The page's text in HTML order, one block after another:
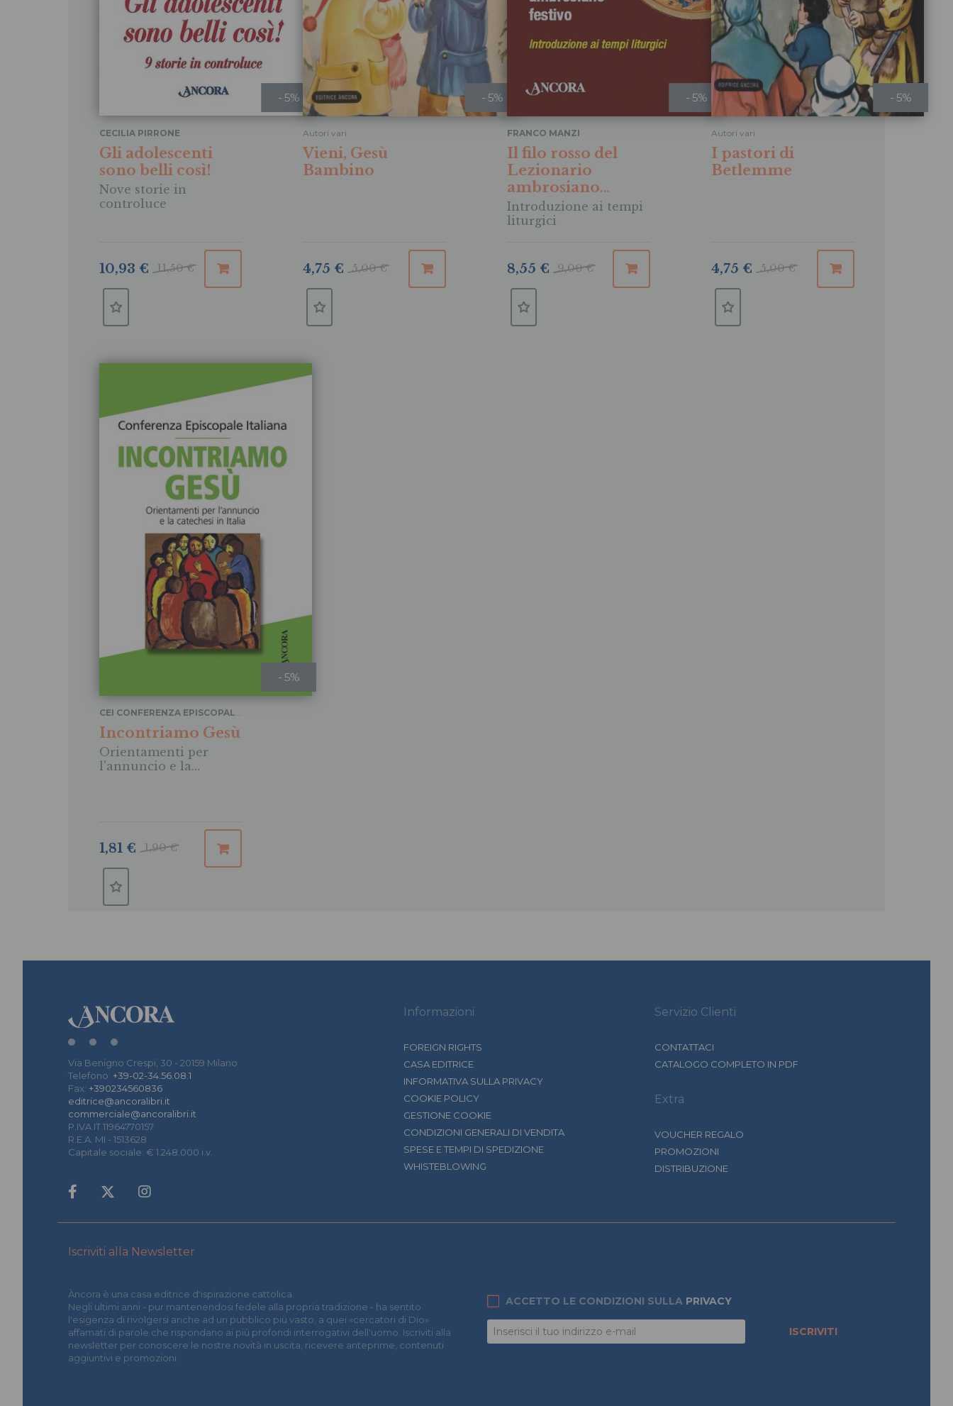
- 5%
Gli adolescenti
sono belli così!
Nove storie in
controluce
CECILIA PIRRONE
11,50 €
10,93 €
- 5%
Vieni, Gesù
Bambino
Autori vari
5,00 €
4,75 €
- 5%
Il filo rosso del
Lezionario
ambrosiano
festivo
Introduzione ai tempi
liturgici
FRANCO MANZI
9,00 €
8,55 €
- 5%
I pastori di
Betlemme
Autori vari
5,00 €
4,75 €
- 5%
Incontriamo Gesù
Orientamenti per
l'annuncio e la
CEI CONFERENZA EPISCOPALE
ITALIANA
1,90 €
1,81 €
Via Benigno Crespi, 30 - 20159 Milano
Telefono: +39-02-34.56.08.1
Fax: +390234560836
editrice@ancoralibri.it
commerciale@ancoralibri.it
P.IVA IT 11964770157
R.E.A. MI - 1513628
Capitale sociale: € 1.248.000 i.v.
Informazioni
FOREIGN RIGHTS
CASA EDITRICE
INFORMATIVA SULLA PRIVACY
COOKIE POLICY
GESTIONE COOKIE
CONDIZIONI GENERALI DI VENDITA
SPESE E TEMPI DI SPEDIZIONE
WHISTEBLOWING
Servizio Clienti
CONTATTACI
CATALOGO COMPLETO IN PDF
Extra
VOUCHER REGALO
PROMOZIONI
DISTRIBUZIONE
Iscriviti alla Newsletter
Àncora è una casa editrice d'ispirazione cattolica.
Negli ultimi anni - pur mantenendosi fedele alla propria tradizione - ha sentito
l'esigenza di rivolgersi anche ad un pubblico più vasto, a quei «cercatori di Dio»
affamati di parole che rispondano ai più profondi interrogativi dell'uomo. Iscriviti alla
newsletter per conoscere le nostre novità in uscita, ricevere anteprime, contenuti
aggiuntivi e promozioni.
ACCETTO LE CONDIZIONI SULLA PRIVACY
ISCRIVITI